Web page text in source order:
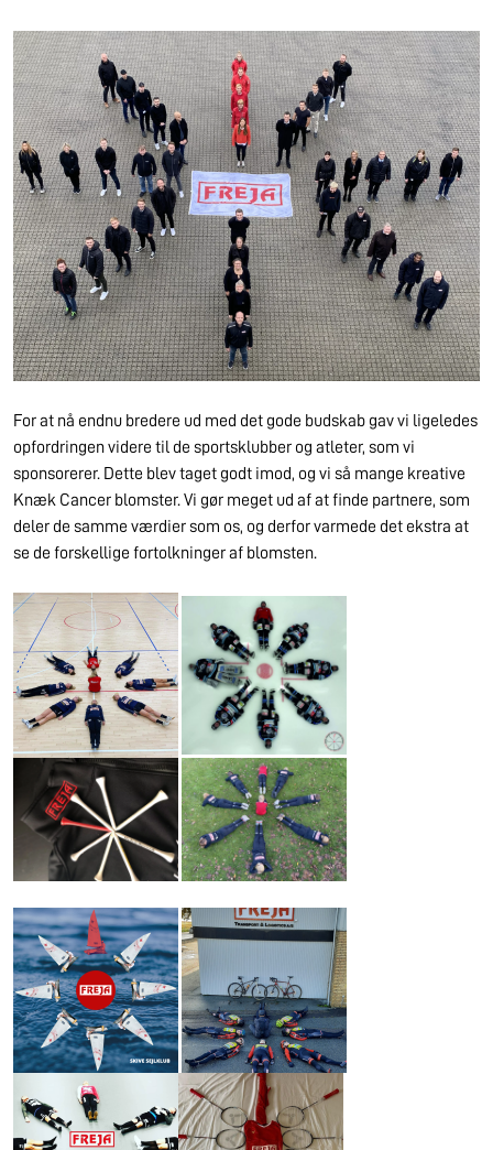
For at nå endnu bredere ud med det gode budskab gav vi ligeledes
opfordringen videre til de sportsklubber og atleter, som vi
sponsorerer. Dette blev taget godt imod, og vi så mange kreative
Knæk Cancer blomster. Vi gør meget ud af at finde partnere, som
deler de samme værdier som os, og derfor varmede det ekstra at
se de forskellige fortolkninger af blomsten.